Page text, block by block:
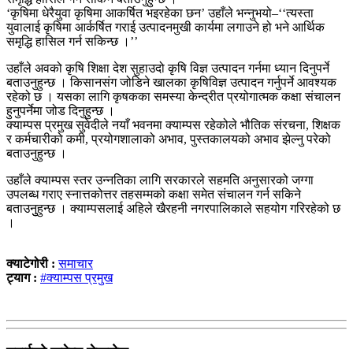
‘कृषिमा धेरैयुवा कृषिमा आकर्षित भइरहेका छन’ उहाँले भन्नुभयो–‘‘त्यस्ता
युवालाई कृषिमा आर्कर्षित गराई उत्पादनमुखी कार्यमा लगाउने हो भने आर्थिक
समृद्धि हासिल गर्न सकिन्छ ।’’
उहाँले अवको कृषि शिक्षा देश सुहाउदो कृषि विज्ञ उत्पादन गर्नमा ध्यान दिनुपर्ने
बताउनुहुन्छ । किसानसंग जोडिने खालका कृषिविज्ञ उत्पादन गर्नुपर्ने आवश्यक
रहेको छ । यसका लागि कृषकका समस्या केन्द्रीत प्रयोगात्मक कक्षा संचालन
हुनुपर्नेमा जोड दिनुहुन्छ ।
क्याम्पस प्रमुख सुवेदीले नयाँ भवनमा क्याम्पस रहेकोले भौतिक संरचना, शिक्षक
र कर्मचारीको कमी, प्रयोगशालाको अभाव, पुस्तकालयको अभाव झेल्नु परेको
बताउनुहुन्छ ।
उहाँले क्याम्पस स्तर उन्नतिका लागि सरकारले सहमति अनुसारको जग्गा
उपलब्ध गराए स्नात्तकोत्तर तहसम्मको कक्षा समेत संचालन गर्न सकिने
बताउनुुहुन्छ । क्याम्पसलाई अहिले खैरहनी नगरपालिकाले सहयोग गरिरहेको छ
।
क्याटेगोरी :समाचार
ट्याग : #क्याम्पस प्रमुख